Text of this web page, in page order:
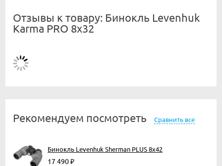
Отзывы к товару: Бинокль Levenhuk
Karma PRO 8x32
Рекомендуем посмотреть Сравнить все
Бинокль Levenhuk Sherman PLUS 8x42
17 490₽